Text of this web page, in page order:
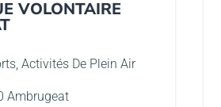
VOLONTAIRE
Activités De Plein Air
Ambrugeat